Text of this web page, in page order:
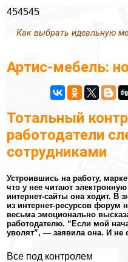
454545
Как выбрать идеальную
Артис-мебель:
Тотальный
работодатели
сотрудниками
Устроившись на работу,
что у нее читают
интернет-сайты она ходит. В
из интернет-ресурсов форум
весьма эмоционально
работодателю. “Если мой
уволят”, — заявила она. И не
Все под контролем